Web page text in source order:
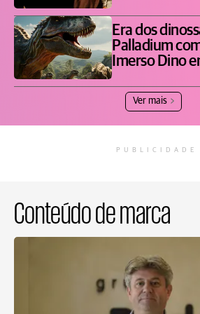
Era dos
Palladium
Imerso Dino
Ver mais
PUBLICIDADE
Conteúdo de marca